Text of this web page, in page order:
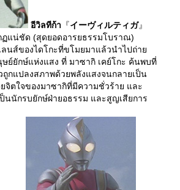
อีวิลทีก้า 『イーヴィルティガ』
ฏแน่ชัด (สุดยอดอารยธรรมโบราณ)
ลนส์ของไดโกะที่ขโมยมาแล้วนำไปถ่าย
ย์ยักษ์แห่งแสง ที่ มาซากิ เคย์โกะ ค้นพบที่
กแปลงสภาพด้วยพลังแสงจนกลายเป็น
จิตใจของมาซากิที่มีความชั่วร้าย และ
นนักรบยักษ์ฝ่ายอธรรม และสูญเสียการ